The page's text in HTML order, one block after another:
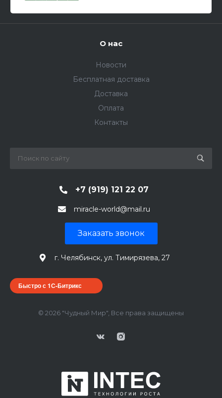
О нас
Новости
Бесплатная доставка
Доставка
Оплата
Контакты
+7 (919) 121 22 07
miracle-world@mail.ru
Заказать звонок
г. Челябинск, ул. Тимирязева, 27
Быстро с 1С-Битрикс
© 2026 "Чудный Мир", Все права защищены